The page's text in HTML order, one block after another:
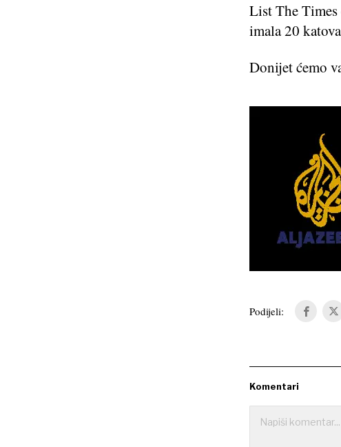
List The Times
imala 20
Donijet ćemo
Podijeli:
Komentari